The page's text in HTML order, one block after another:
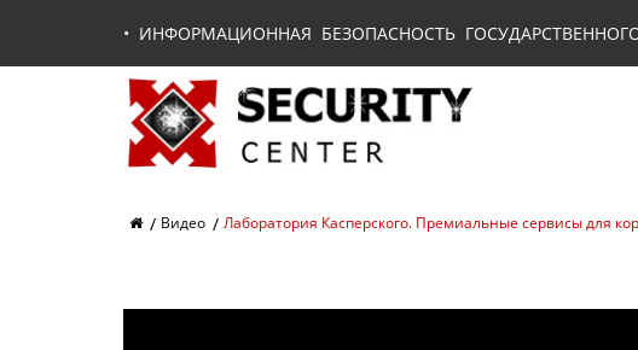
• ИНФОРМАЦИОННАЯ БЕЗОПАСНОСТЬ
Видео Лаборатория Касперского. Премиальные сервисы для